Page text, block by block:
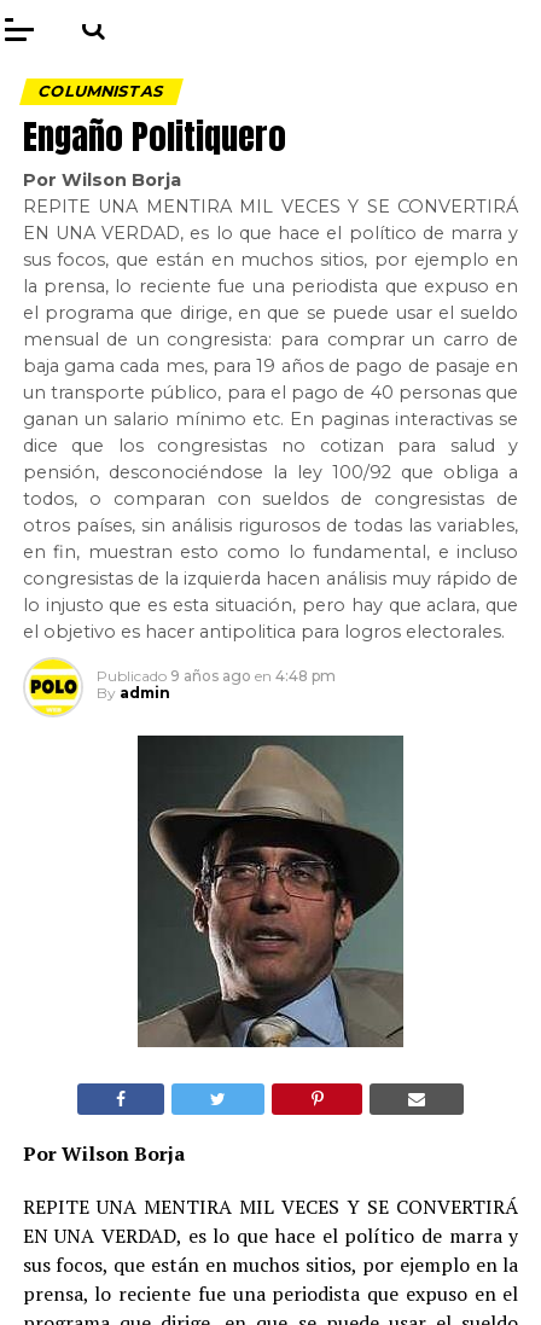
COLUMNISTAS
Engaño Politiquero
Por Wilson Borja
REPITE UNA MENTIRA MIL VECES Y SE CONVERTIRÁ
EN UNA VERDAD, es lo que hace el político de marra y
sus focos, que están en muchos sitios, por ejemplo en
la prensa, lo reciente fue una periodista que expuso en
el programa que dirige, en que se puede usar el sueldo
mensual de un congresista: para comprar un carro de
baja gama cada mes, para 19 años de pago de pasaje en
un transporte público, para el pago de 40 personas que
ganan un salario mínimo etc. En paginas interactivas se
dice que los congresistas no cotizan para salud y
pensión, desconociéndose la ley 100/92 que obliga a
todos, o comparan con sueldos de congresistas de
otros países, sin análisis rigurosos de todas las variables,
en fin, muestran esto como lo fundamental, e incluso
congresistas de la izquierda hacen análisis muy rápido de
lo injusto que es esta situación, pero hay que aclara, que
el objetivo es hacer antipolitica para logros electorales.
Publicado 9 años ago en 4:48 pm
By admin
Por Wilson Borja
REPITE UNA MENTIRA MIL VECES Y SE CONVERTIRÁ
EN UNA VERDAD, es lo que hace el político de marra y
sus focos, que están en muchos sitios, por ejemplo en la
prensa, lo reciente fue una periodista que expuso en el